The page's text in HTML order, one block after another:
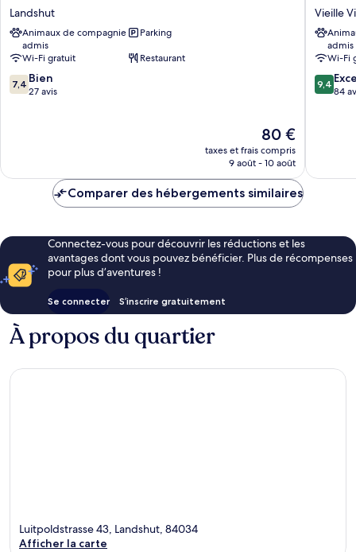
Kaiserhof
Landshut
Landshut
Landshut
Animaux de compagnie
admis
Parking
Wi-Fi gratuit
Restaurant
7.4
sur
7,4 Bien
27 avis
Le
nouveau
prix
de
80 €
taxes et frais compris
9 août - 10 août
Vieille
Ville
Vieille
admis
Wi-Fi
9.4
sur
9,4
84
Comparer des hébergements similaires
Connectez-vous pour découvrir les réductions et les
avantages dont vous pouvez bénéficier. Plus de récompenses
pour plus d’aventures !
Se connecter S’inscrire gratuitement
À propos du quartier
Luitpoldstrasse 43, Landshut, 84034
Afficher la carte